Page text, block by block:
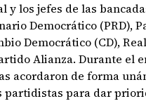
y los jefes de las
Democrático (PRD),
Democrático (CD),
Alianza. Durante el
acordaron de forma
partidistas para dar